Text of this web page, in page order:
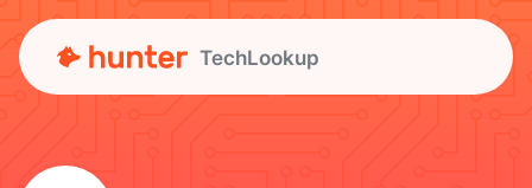
TechLookup